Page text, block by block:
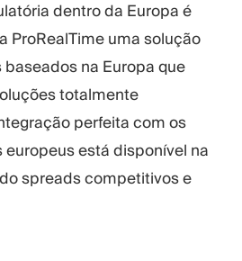
dentro da Europa é
ProRealTime uma solução
na Europa que
totalmente
perfeita com os
está disponível na
spreads competitivos e